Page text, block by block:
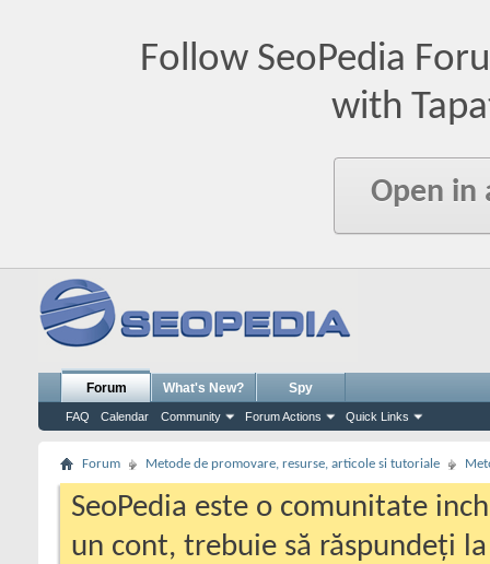
Follow SeoPedia
with
Open in
Forum
FAQ Calendar Community Forum Actions Quick Links
What's New? Spy
Forum Metode de promovare, resurse, articole si tutoriale
SeoPedia este o comunitate
un cont, trebuie să răspundeți